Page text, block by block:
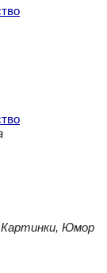
Картинки, Юмор